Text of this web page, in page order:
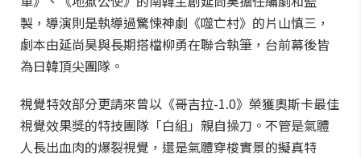
製，導演則是執導過驚悚神劇《噬亡村》的片山慎三，
劇本由延尚昊與長期搭檔柳勇在聯合執筆，台前幕後皆
為日韓頂尖團隊。
視覺特效部分更請來曾以《哥吉拉-1.0》榮獲奧斯卡最佳
視覺效果獎的特技團隊「白組」親自操刀。不管是氣體
人長出血肉的爆裂視覺，還是氣體穿梭實景的擬真特